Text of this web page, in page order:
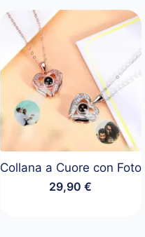
Collana a Cuore con Foto
29,90€